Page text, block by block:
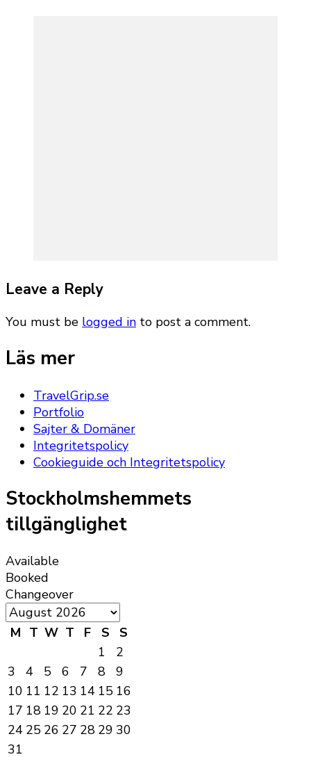
Leave a Reply
You must be logged in to post a comment.
Läs mer
TravelGrip.se
Portfolio
Sajter & Domäner
Integritetspolicy
Cookieguide och Integritetspolicy
Stockholmshemmets
tillgänglighet
Available
Booked
Changeover
M T W T F S
S
1
2
3
4 5 6 7 8
9
10 11 12 13 14 15 16
17 18 19 20 21 22 23
24 25 26 27 28 29 30
31